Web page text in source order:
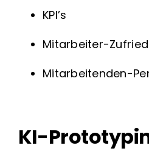
KPI’s
Mitarbeiter-
Mitarbeitenden-
KI-